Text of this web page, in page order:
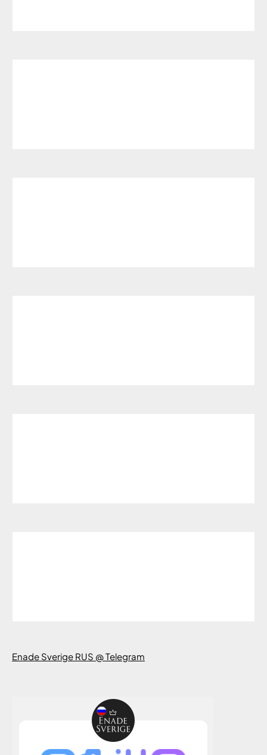
Enade Sverige RUS @ Telegram